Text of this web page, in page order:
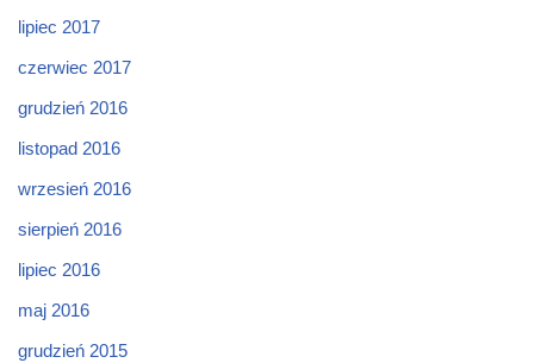
lipiec 2017
czerwiec 2017
grudzień 2016
listopad 2016
wrzesień 2016
sierpień 2016
lipiec 2016
maj 2016
grudzień 2015